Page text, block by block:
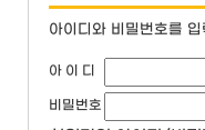
아이디와 비밀번호를
아 이 디
비밀번호